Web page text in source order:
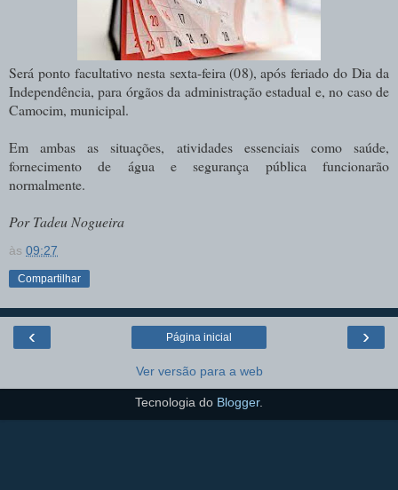
Será ponto facultativo nesta sexta-feira (08), após feriado do Dia da
Independência, para órgãos da administração estadual e, no caso de
Camocim, municipal.
Em ambas as situações, atividades essenciais como saúde,
fornecimento de água e segurança pública funcionarão
normalmente.
Por Tadeu Nogueira
às 09:27
Compartilhar
‹ ›
Página inicial
Ver versão para a web
Tecnologia do Blogger.